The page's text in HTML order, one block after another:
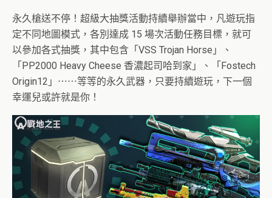
永久槍送不停！超級大抽獎活動持續舉辦當中，凡遊玩指
定不同地圖模式，各別達成 15 場次活動任務目標，就可
以參加各式抽獎，其中包含「VSS Trojan Horse」、
「PP2000 Heavy Cheese 香濃起司哈到家」、「Fostech
Origin12」⋯⋯等等的永久武器，只要持續遊玩，下一個
幸運兒或許就是你！